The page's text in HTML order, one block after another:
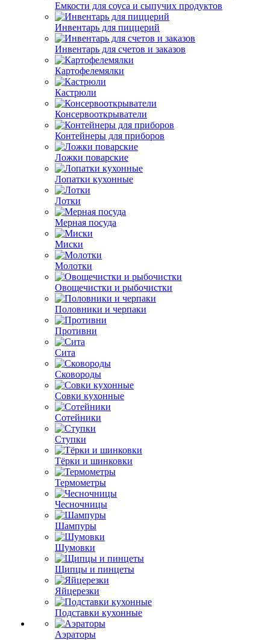
Емкости для соуса и сыпучих продуктов
Инвентарь для пиццерий
Инвентарь для счетов и заказов
Картофелемялки
Кастрюли
Консервооткрыватели
Контейнеры для приборов
Ложки поварские
Лопатки кухонные
Лотки
Мерная посуда
Миски
Молотки
Овощечистки и рыбочистки
Половники и черпаки
Противни
Сита
Сковороды
Совки кухонные
Сотейники
Ступки
Тёрки и шинковки
Термометры
Чесночницы
Шампуры
Шумовки
Щипцы и пинцеты
Яйцерезки
Подставки кухонные
Аэраторы